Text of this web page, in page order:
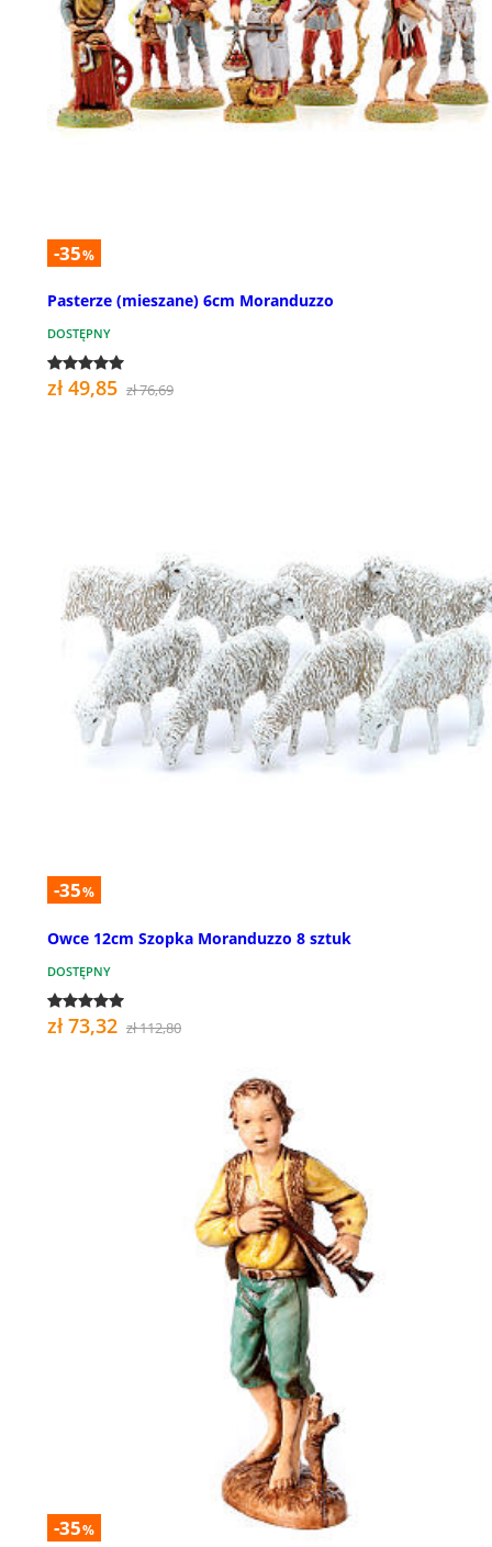
-35%
Pasterze (mieszane) 6cm Moranduzzo
DOSTĘPNY
zł 49,85 zł 76,69
-35%
Owce 12cm Szopka Moranduzzo 8 sztuk
DOSTĘPNY
zł 73,32 zł 112,80
-35%